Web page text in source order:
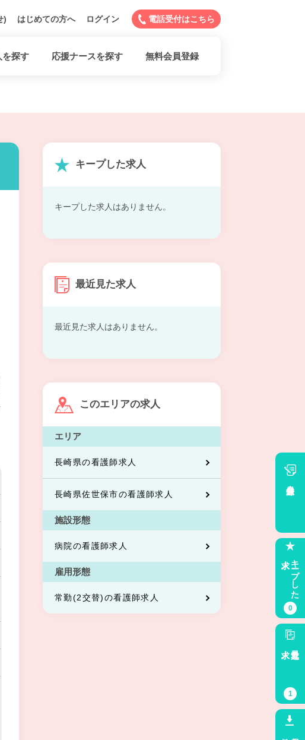
) はじめての方へ ログイン 電話受付はこちら
を探す 応援ナースを探す 無料会員登録
キープした求人
キープした求人はありません。
最近見た求人
最近見た求人はありません。
このエリアの求人
エリア
長崎県の看護師求人
長崎県佐世保市の看護師求人
施設形態
病院の看護師求人
雇用形態
常勤(2交替)の看護師求人
キープした
0
最近見た
1